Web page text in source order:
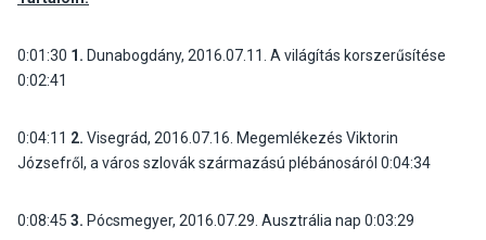
0:01:30 1. Dunabogdány, 2016.07.11. A világítás korszerűsítése
0:02:41
0:04:11 2. Visegrád, 2016.07.16. Megemlékezés Viktorin
Józsefről, a város szlovák származású plébánosáról 0:04:34
0:08:45 3. Pócsmegyer, 2016.07.29. Ausztrália nap 0:03:29